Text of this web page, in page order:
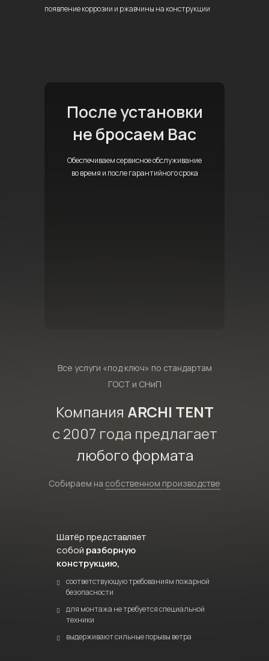
появление коррозии и ржавчины на конструкции
После установки
не бросаем Вас
Обеспечиваем сервисное обслуживание
во время и после гарантийного срока
Все услуги «под ключ» по стандартам
ГОСТ и СНиП
Компания ARCHI TENT
с 2007 года предлагает
любого формата
Собираем на собственном производстве
Шатёр представляет
собой разборную
конструкцию,
соответствующую требованиям пожарной
безопасности
для монтажа не требуется специальной
техники
выдерживают сильные порывы ветра